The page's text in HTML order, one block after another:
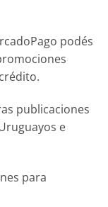
podés
publicaciones
e
para